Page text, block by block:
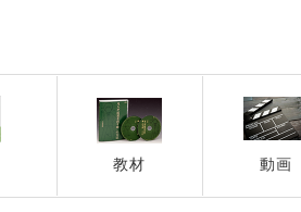
教材 動画